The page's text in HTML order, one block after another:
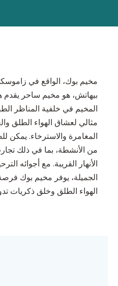
بيهاتش، هو مخيم ساحر يقدم
المخيم في خلفية المناظر
مثالي لعشاق الهواء الطلق
المغامرة والاسترخاء. يمكن
من الأنشطة، بما في ذلك
الأنهار القريبة. مع أجوائه
الجميلة، يوفر مخيم بوك
الهواء الطلق وخلق ذكريات